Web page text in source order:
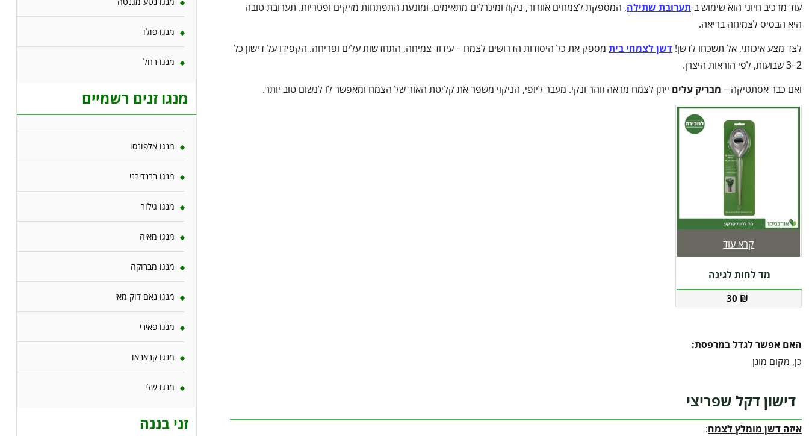
עוד מרכיב חיוני הוא שימוש ב-תערובת שתילה, המספקת לצמחים אוורור, ניקוז ומינרלים מתאימים, ומונעת התפתחות מזיקים ופטריות. תערובת טובה
היא הבסיס לצמיחה בריאה.
לצד מצע איכותי, אל תשכחו לדשן! דשן לצמחי בית מספק את כל היסודות הדרושים לצמח – עידוד צמיחה, התחדשות עלים ופריחה. הקפידו על דישון כל
2–3 שבועות, לפי הוראות היצרן.
ואם כבר אסתטיקה – מבריק עלים ייתן לצמח מראה זוהר ונקי. מעבר ליופי, הניקוי משפר את קליטת האור של הצמח ומאפשר לו לנשום טוב יותר.
מד לחות לגינה
30 ₪
קרא עוד
האם אפשר לגדל במרפסת:
כן, מקום מוגן
דישון דקל שפריצי
איזה דשן מומלץ לצמח:
מנגו פולו
מנגו רחל
מנגו זנים רשמיים
מנגו אלפונסו
מנגו ברנדיבני
מנגו גילור
מנגו מאיה
מנגו מברוקה
מנגו נאם דוק מאי
מנגו פאירי
מנגו קראבאו
מנגו שלי
זני בננה